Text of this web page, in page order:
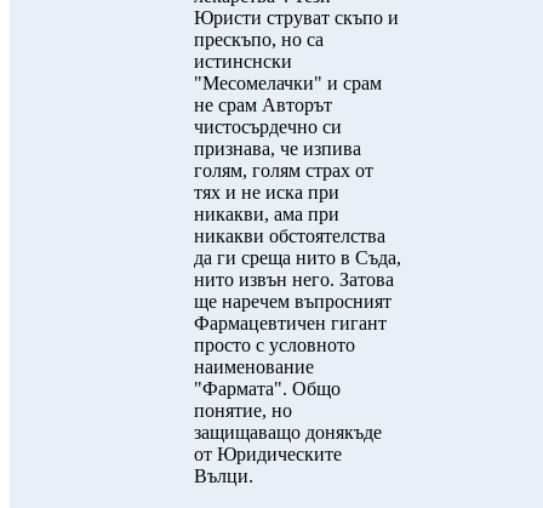
Юристи струват скъпо и
прескъпо, но са
истинснски
"Месомелачки" и срам
не срам Авторът
чистосърдечно си
признава, че изпива
голям, голям страх от
тях и не иска при
никакви, ама при
никакви обстоятелства
да ги среща нито в Съда,
нито извън него. Затова
ще наречем въпросният
Фармацевтичен гигант
просто с условното
наименование
"Фармата". Общо
понятие, но
защищаващо донякъде
от Юридическите
Вълци.